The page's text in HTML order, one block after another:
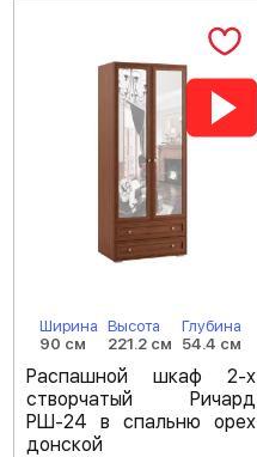
Ширина
90 см
Высота
221.2 см
Глубина
54.4 см
Распашной шкаф 2-х
створчатый Ричард
РШ-24 в спальню орех
донской